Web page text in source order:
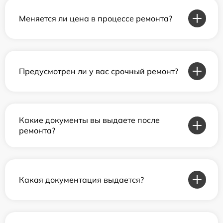
Меняется ли цена в процессе ремонта?
Предусмотрен ли у вас срочный ремонт?
Какие документы вы выдаете после
ремонта?
Какая документация выдается?